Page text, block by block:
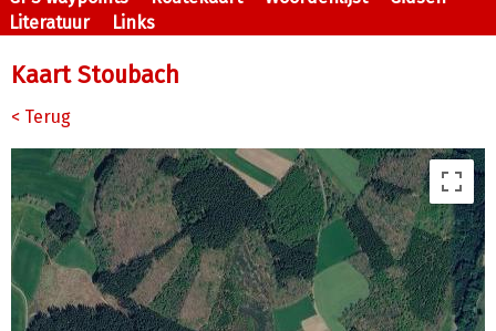
Literatuur
Links
Kaart Stoubach
< Terug